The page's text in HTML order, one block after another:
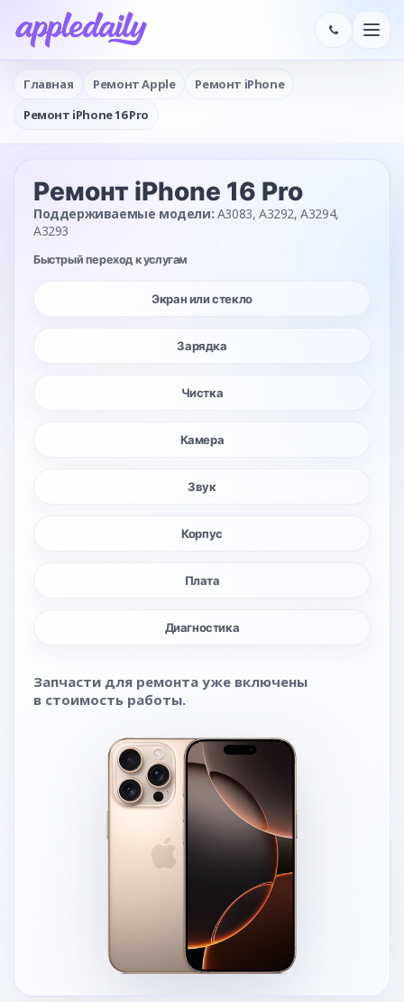
Главная Ремонт Apple
Ремонт iPhone
Ремонт iPhone 16 Pro
Ремонт iPhone 16 Pro
Поддерживаемые модели: A3083, A3292, A3294,
A3293
Быстрый переход к услугам
Экран или стекло
Зарядка
Чистка
Камера
Звук
Корпус
Плата
Диагностика
Запчасти для ремонта уже включены
в стоимость работы.